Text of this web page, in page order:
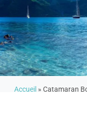
Accueil » Catamaran